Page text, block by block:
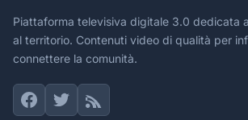
Piattaforma televisiva digitale 3.0 dedicata
al territorio. Contenuti video di qualità per
connettere la comunità.